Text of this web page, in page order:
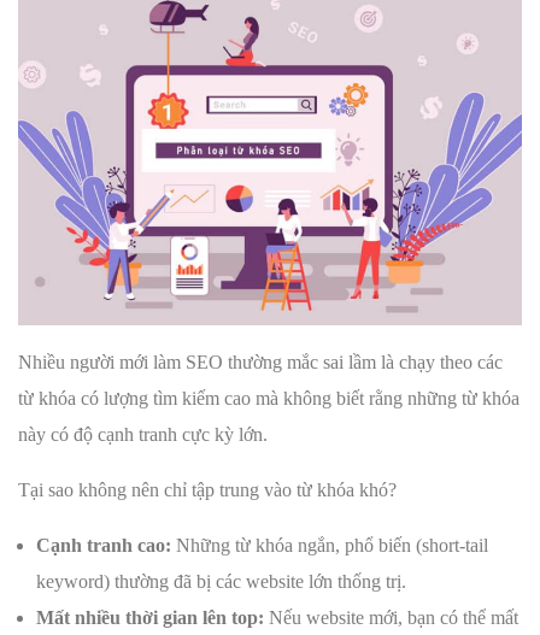
Nhiều người mới làm SEO thường mắc sai lầm là chạy theo các
từ khóa có lượng tìm kiếm cao mà không biết rằng những từ khóa
này có độ cạnh tranh cực kỳ lớn.
Tại sao không nên chỉ tập trung vào từ khóa khó?
Cạnh tranh cao: Những từ khóa ngắn, phổ biến (short-tail
keyword) thường đã bị các website lớn thống trị.
Mất nhiều thời gian lên top: Nếu website mới, bạn có thể mất